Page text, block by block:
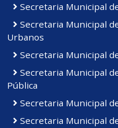
Secretaria Municipal
Secretaria Municipal
Urbanos
Secretaria Municipal
Secretaria Municipal
Pública
Secretaria Municipal
Secretaria Municipal